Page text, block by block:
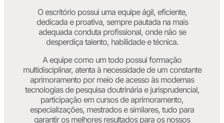
O escritório possui uma equipe ágil, eficiente,
dedicada e proativa, sempre pautada na mais
adequada conduta profissional, onde não se
desperdiça talento, habilidade e técnica.
A equipe como um todo possui formação
multidisciplinar, atenta à necessidade de um constante
aprimoramento por meio de acesso às modernas
tecnologias de pesquisa doutrinária e jurisprudencial,
participação em cursos de aprimoramento,
especializações, mestrados e similares, tudo para
garantir os melhores resultados para os nossos